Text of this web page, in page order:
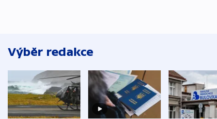
Výběr redakce